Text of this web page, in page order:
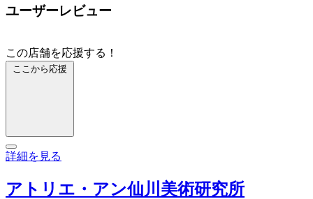
ユーザーレビュー
この店舗を応援する！
ここから応援
詳細を見る
アトリエ・アン仙川美術研究所